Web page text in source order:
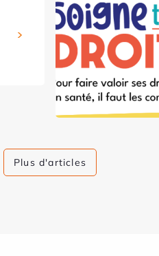
Plus d'articles